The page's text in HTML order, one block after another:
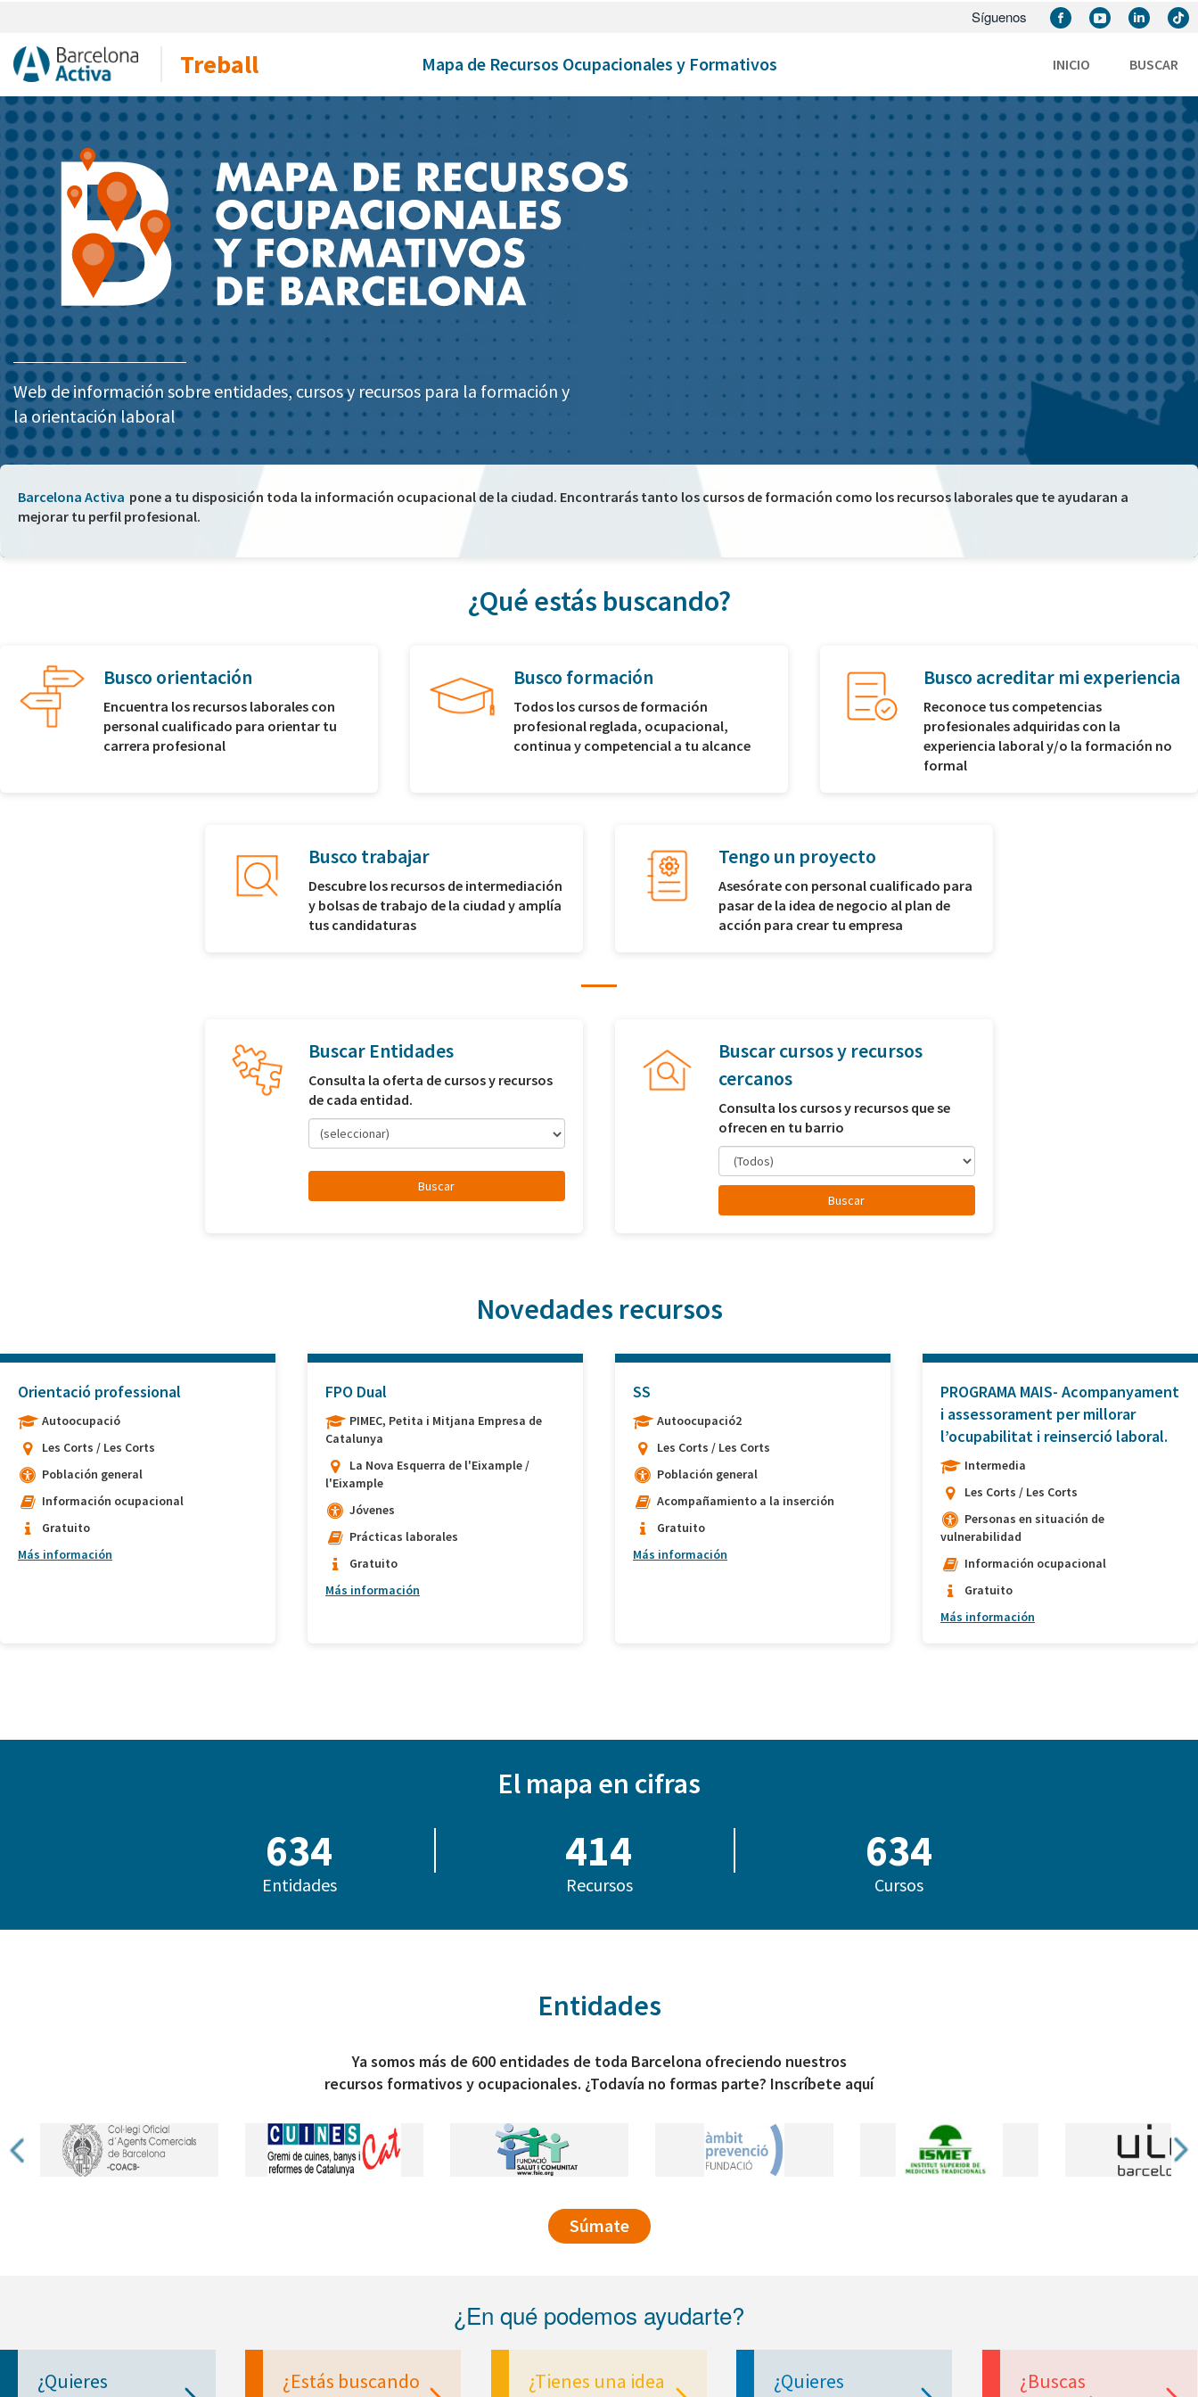
Síguenos
Mapa de Recursos Ocupacionales y Formativos
Treball INICIO BUSCAR
Web de información sobre entidades, cursos y recursos para la formación y
la orientación laboral
Barcelona Activa pone a tu disposición toda la información ocupacional de la ciudad. Encontrarás tanto los cursos de formación como los recursos laborales que te ayudaran a
mejorar tu perfil profesional.
¿Qué estás buscando?
Busco orientación
Encuentra los recursos laborales con
personal cualificado para orientar tu
carrera profesional
Busco formación
Todos los cursos de formación
profesional reglada, ocupacional,
continua y competencial a tu alcance
Busco acreditar mi experiencia
Reconoce tus competencias
profesionales adquiridas con la
experiencia laboral y/o la formación no
formal
Busco trabajar
Descubre los recursos de intermediación
y bolsas de trabajo de la ciudad y amplía
tus candidaturas
Tengo un proyecto
Asesórate con personal cualificado para
pasar de la idea de negocio al plan de
acción para crear tu empresa
Buscar Entidades
Consulta la oferta de cursos y recursos
de cada entidad.
(seleccionar)
Buscar cursos y recursos
cercanos
Consulta los cursos y recursos que se
ofrecen en tu barrio
Novedades recursos
Orientació professional
Autoocupació
Les Corts / Les Corts
Población general
Información ocupacional
Gratuito
Más información
FPO Dual
PIMEC, Petita i Mitjana Empresa de
Catalunya
La Nova Esquerra de l'Eixample /
l'Eixample
Jóvenes
Prácticas laborales
Gratuito
Más información
SS
Autoocupació2
Les Corts / Les Corts
Población general
Acompañamiento a la inserción
Gratuito
Más información
PROGRAMA MAIS- Acompanyament
i assessorament per millorar
l’ocupabilitat i reinserció laboral.
Intermedia
Les Corts / Les Corts
Personas en situación de
vulnerabilidad
Información ocupacional
Gratuito
Más información
El mapa en cifras
685
Entidades
414
Recursos
823
Cursos
Entidades
Ya somos más de 600 entidades de toda Barcelona ofreciendo nuestros
recursos formativos y ocupacionales. ¿Todavía no formas parte? Inscríbete aquí
Súmate
¿En qué podemos ayudarte?
¿Quieres
¿Estás buscando
¿Tienes una idea
¿Quieres
¿Buscas